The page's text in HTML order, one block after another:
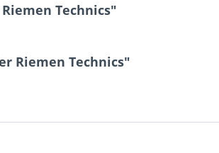
Technics"
Riemen Technics"